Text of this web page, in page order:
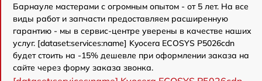
Барнауле мастерами с огромным опытом - от 5 лет. На все
виды работ и запчасти предоставляем расширенную
гарантию - мы в сервис-центре уверены в качестве наших
услуг. [dataset:services:name] Kyocera ECOSYS P5026cdn
будет стоить на -15% дешевле при оформлении заказа на
сайте через форму заказа звонка.